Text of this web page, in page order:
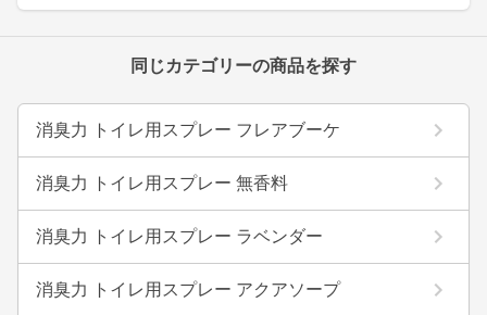
同じカテゴリーの商品を探す
消臭力 トイレ用スプレー フレアブーケ
消臭力 トイレ用スプレー 無香料
消臭力 トイレ用スプレー ラベンダー
消臭力 トイレ用スプレー アクアソープ